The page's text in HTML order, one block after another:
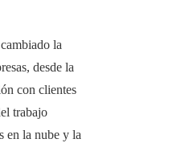
la
desde la
con clientes
trabajo
en la nube y la